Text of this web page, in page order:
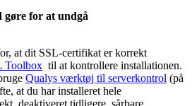
gøre for at undgå
at dit SSL-certifikat er korrekt
Toolbox til at kontrollere installationen.
Qualys værktøj til serverkontrol (på
at du har installeret hele